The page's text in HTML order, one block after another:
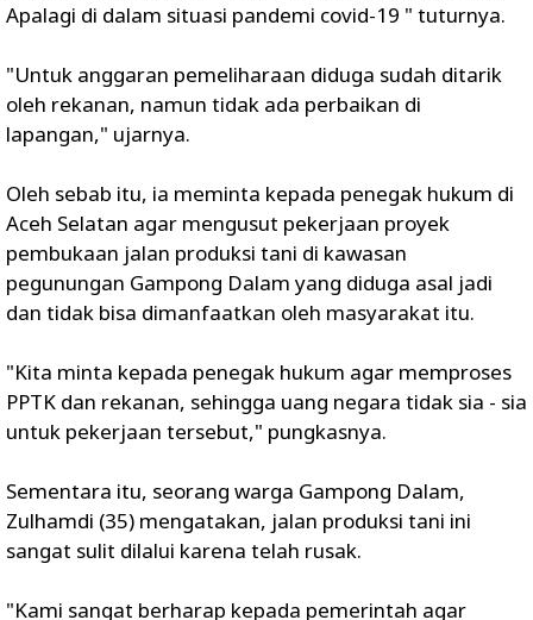
Apalagi di dalam situasi pandemi covid-19 " tuturnya.
"Untuk anggaran pemeliharaan diduga sudah ditarik
oleh rekanan, namun tidak ada perbaikan di
lapangan," ujarnya.
Oleh sebab itu, ia meminta kepada penegak hukum di
Aceh Selatan agar mengusut pekerjaan proyek
pembukaan jalan produksi tani di kawasan
pegunungan Gampong Dalam yang diduga asal jadi
dan tidak bisa dimanfaatkan oleh masyarakat itu.
"Kita minta kepada penegak hukum agar memproses
PPTK dan rekanan, sehingga uang negara tidak sia - sia
untuk pekerjaan tersebut," pungkasnya.
Sementara itu, seorang warga Gampong Dalam,
Zulhamdi (35) mengatakan, jalan produksi tani ini
sangat sulit dilalui karena telah rusak.
"Kami sangat berharap kepada pemerintah agar